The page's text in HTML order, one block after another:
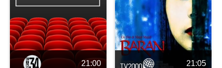
21:00 21:05